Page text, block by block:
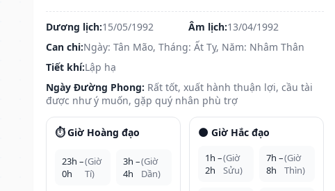
Dương lịch:15/05/1992 Âm lịch:13/04/1992
Can chi:Ngày: Tân Mão, Tháng: Ất Tỵ, Năm: Nhâm Thân
Tiết khí:Lập hạ
Ngày Đường Phong: Rất tốt, xuất hành thuận lợi, cầu tài
được như ý muốn, gặp quý nhân phù trợ
⏱️ Giờ Hoàng đạo
23h –
0h
(Giờ
Tí)
3h –
4h
(Giờ
Dần)
🌑 Giờ Hắc đạo
1h –
2h
(Giờ
Sửu)
7h –
8h
(Giờ
Thìn)